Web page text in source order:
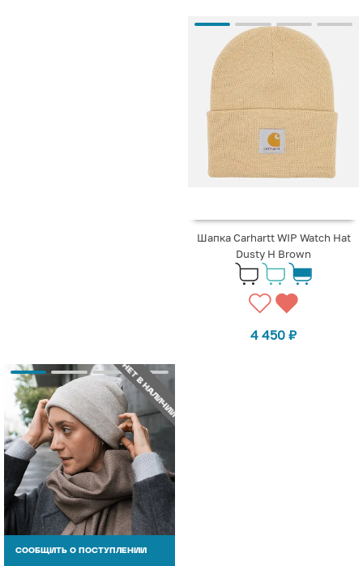
Шапка Carhartt WIP Watch Hat
Dusty H Brown
4 450 ₽
НЕТ В НАЛИЧИИ
СООБЩИТЬ О ПОСТУПЛЕНИИ